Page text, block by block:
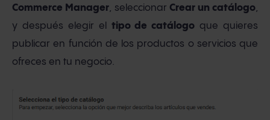
Commerce Manager, seleccionar Crear un catálogo,
y después elegir el tipo de catálogo que quieres
publicar en función de los productos o servicios que
ofreces en tu negocio.